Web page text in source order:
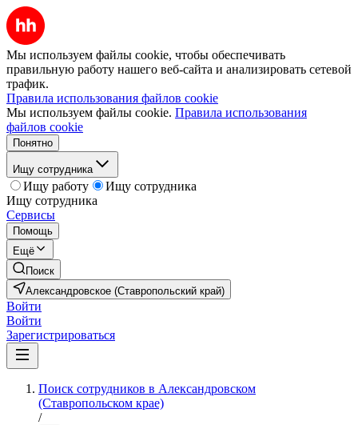
Мы используем файлы cookie, чтобы обеспечивать
правильную работу нашего веб-сайта и анализировать сетевой
трафик.
Правила использования файлов cookie
Мы используем файлы cookie. Правила использования
файлов cookie
Понятно
Ищу сотрудника
Ищу работу
Ищу сотрудника
Ищу сотрудника
Сервисы
Помощь
Ещё
Поиск
Александровское (Ставропольский край)
Войти
Войти
Зарегистрироваться
Поиск сотрудников в Александровском
(Ставропольском крае)
/